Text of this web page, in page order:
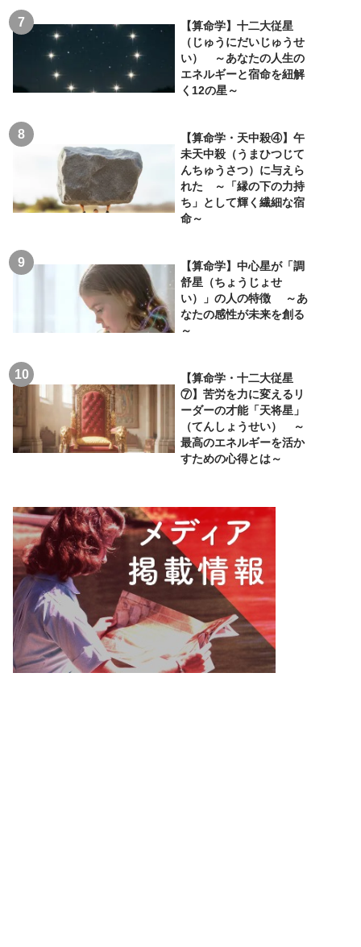
【算命学】十二大従星
（じゅうにだいじゅうせ
い） ～あなたの人生の
エネルギーと宿命を紐解
く12の星～
【算命学・天中殺④】午
未天中殺（うまひつじて
んちゅうさつ）に与えら
れた ～「縁の下の力持
ち」として輝く繊細な宿
命～
【算命学】中心星が「調
舒星（ちょうじょせ
い）」の人の特徴 ～あ
なたの感性が未来を創る
～
【算命学・十二大従星
⑦】苦労を力に変えるリ
ーダーの才能「天将星」
（てんしょうせい） ～
最高のエネルギーを活か
すための心得とは～